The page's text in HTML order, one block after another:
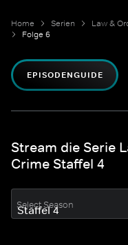
Home Serien Law &
Folge 6
EPISODENGUIDE
Stream die Serie
Crime Staffel 4
Select Season